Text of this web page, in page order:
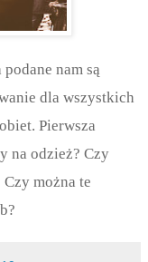
nam są
dla wszystkich
Pierwsza
na odzież? Czy
można te